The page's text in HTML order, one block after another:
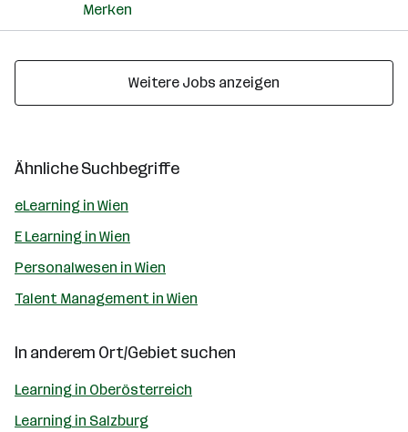
Merken
Weitere Jobs anzeigen
Ähnliche Suchbegriffe
eLearning in Wien
E Learning in Wien
Personalwesen in Wien
Talent Management in Wien
In anderem Ort/Gebiet suchen
Learning in Oberösterreich
Learning in Salzburg